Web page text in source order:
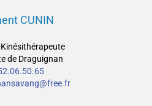
CUNIN
de Draguignan